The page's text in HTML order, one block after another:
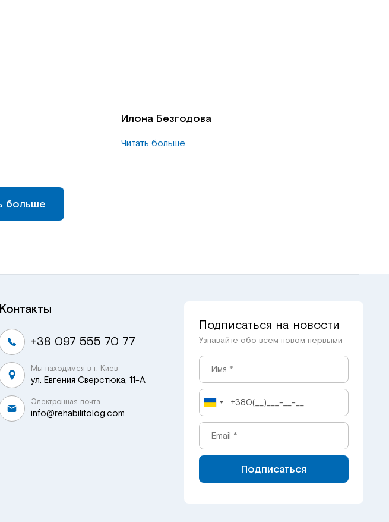
Илона Безгодова
Читать больше
больше
Контакты
+38 097 555 70 77
Мы находимся в г. Киев
ул. Евгения Сверстюка, 11-А
Электронная почта
info@rehabilitolog.com
Подписаться на новости
Узнавайте обо всем новом первыми
Подписаться